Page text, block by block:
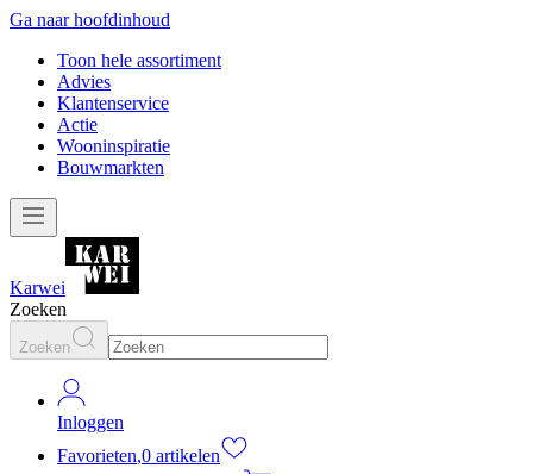
Ga naar hoofdinhoud
Toon hele assortiment
Advies
Klantenservice
Actie
Wooninspiratie
Bouwmarkten
Karwei
Zoeken
Zoeken
Inloggen
Favorieten,0 artikelen